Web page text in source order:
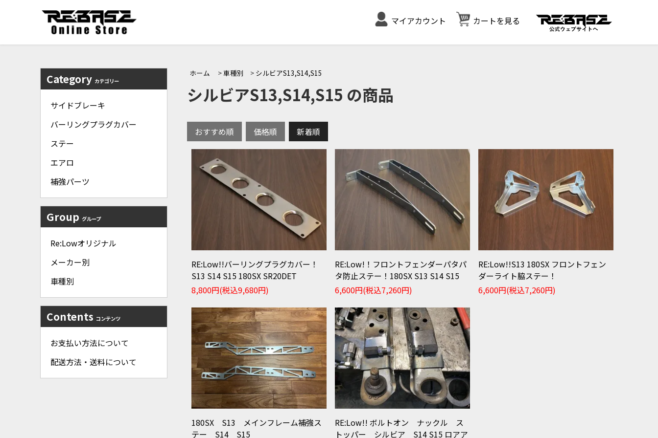
マイアカウント カートを見る
Category カテゴリー
サイドブレーキ
バーリングプラグカバー
ステー
エアロ
補強パーツ
Group グループ
Re:Lowオリジナル
メーカー別
車種別
Contents コンテンツ
お支払い方法について
配送方法・送料について
ホーム >車種別 > シルビアS13,S14,S15
シルビアS13,S14,S15 の商品
おすすめ順 価格順 新着順
RE:Low!!バーリングプラグカバー！
S13 S14 S15 180SX SR20DET
8,800円(税込9,680円)
RE:Low!！フロントフェンダーパタパ
タ防止ステー！180SX S13 S14 S15
6,600円(税込7,260円)
RE:Low!!S13 180SX フロントフェン
ダーライト脇ステー！
6,600円(税込7,260円)
180SX S13 メインフレーム補強ス
テー S14 S15
RE:Low!! ボルトオン ナックル ス
トッパー シルビア S14 S15 ロアア